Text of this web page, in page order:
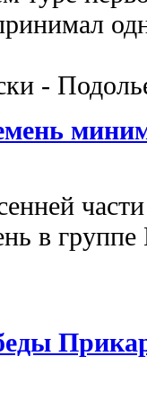
-
в